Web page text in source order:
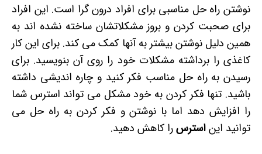
نوشتن راه حل مناسبی برای افراد درون گرا است. این افراد
برای صحبت کردن و بروز مشکلاتشان ساخته نشده اند به
همین دلیل نوشتن بیشتر به آنها کمک می کند. برای این کار
کاغذی را برداشته مشکلات خود را روی آن بنویسید. برای
رسیدن به راه حل مناسب فکر کنید و چاره اندیشی داشته
باشید. تنها فکر کردن به خود مشکل می تواند استرس شما
را افزایش دهد اما با نوشتن و فکر کردن به راه حل می
توانید ایناسترسرا کاهش دهید.